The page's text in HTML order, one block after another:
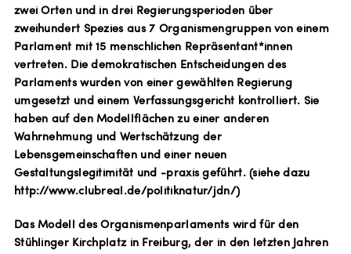
zwei Orten und in drei Regierungsperioden über
zweihundert Spezies aus 7 Organismengruppen von einem
Parlament mit 15 menschlichen Repräsentant*innen
vertreten. Die demokratischen Entscheidungen des
Parlaments wurden von einer gewählten Regierung
umgesetzt und einem Verfassungsgericht kontrolliert. Sie
haben auf den Modellflächen zu einer anderen
Wahrnehmung und Wertschätzung der
Lebensgemeinschaften und einer neuen
Gestaltungslegitimität und -praxis geführt. (siehe dazu
http://www.clubreal.de/politiknatur/jdn/)
Das Modell des Organismenparlaments wird für den
Stühlinger Kirchplatz in Freiburg, der in den letzten Jahren